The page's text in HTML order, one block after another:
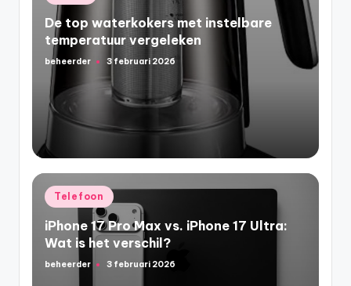
in
De top waterkokers met instelbare
temperatuur vergeleken
Geplaatst
door
beheerder 3 februari 2026
Geplaatst
in
Telefoon
iPhone 17 Pro Max vs. iPhone 17 Ultra:
Wat is het verschil?
Geplaatst
beheerder 3 februari 2026